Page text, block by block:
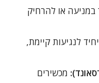
במניעה או להרחיק
לנגיעות קיימת,
מכשירים